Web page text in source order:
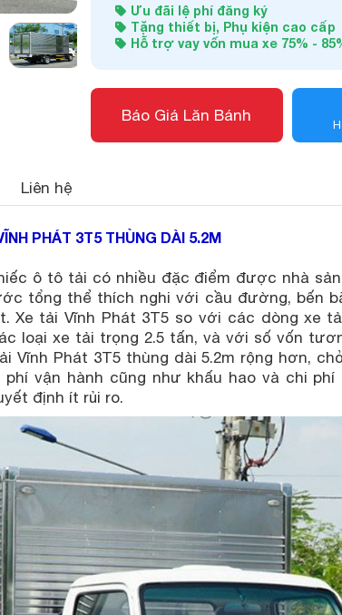
Ưu đãi lệ phí đăng ký
Tặng thiết bị, Phụ kiện cao cấp
Hỗ trợ vay vốn mua xe 75% -
Báo Giá Lăn Bánh
Liên hệ
PHÁT 3T5 THÙNG DÀI 5.2M
ô tô tải có nhiều đặc điểm được nhà
tổng thể thích nghi với cầu đường, bến
Xe tải Vĩnh Phát 3T5 so với các dòng xe
loại xe tải trọng 2.5 tấn, và với số vốn
Vĩnh Phát 3T5 thùng dài 5.2m rộng hơn,
vận hành cũng như khấu hao và chi
định ít rủi ro.